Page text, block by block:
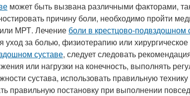
может быть вызвана различными факторами,
причину боли, необходимо пройти
МРТ. Лечение боли в крестцово-подвздошном
уход за болью, физиотерапию или
суставе, следует следовать
или нагрузки на конечность, выполнять
сустава, использовать правильную
правильную постановку при выполнении